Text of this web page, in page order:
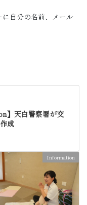
自分の名前、メール
】天白警察署が交
成
Information